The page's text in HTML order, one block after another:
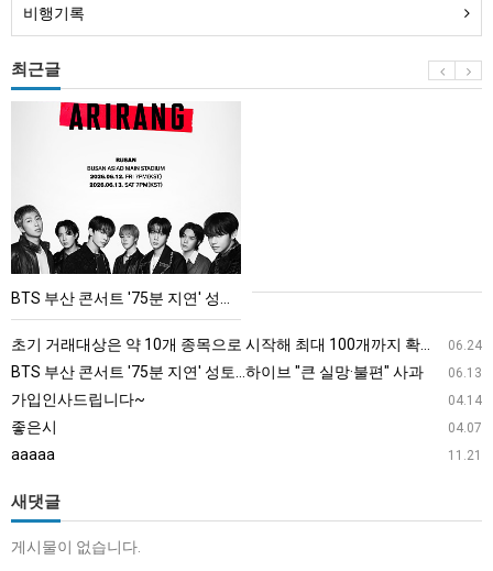
비행기록
최근글
서
트
'75
분
브
"큰
실
BTS 부산 콘서트 '75분 지연' 성토…하이브 "큰 실망·불편" 사과
06.24
초기 거래대상은 약 10개 종목으로 시작해 최대 100개까지 확대할 방침이다. 구체적인 거래 대상 ETF는 아직 확정되지 않았지만, 시장 대표성이나 거래량을 고려해 선정할 계획이다.
06.13
BTS 부산 콘서트 '75분 지연' 성토…하이브 "큰 실망·불편" 사과
04.14
가입인사드립니다~
04.07
좋은시
11.21
aaaaa
새댓글
게시물이 없습니다.